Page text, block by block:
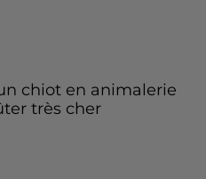
chiot en animalerie
très cher